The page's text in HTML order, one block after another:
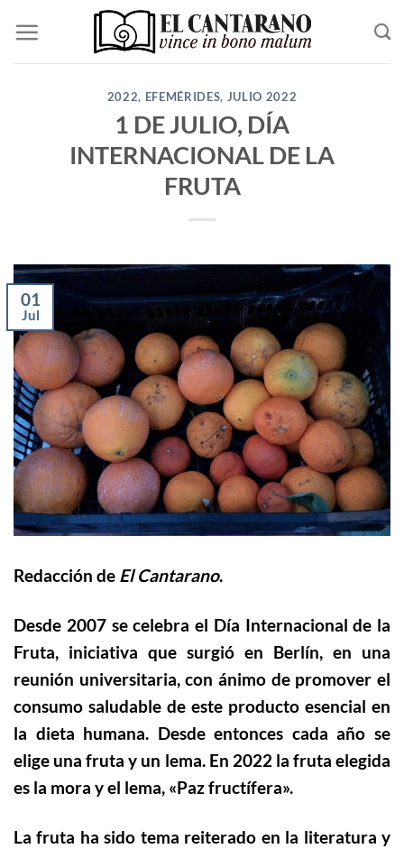
contenido
2022, EFEMÉRIDES, JULIO 2022
1 DE JULIO, DÍA
INTERNACIONAL DE LA
FRUTA
01
Jul
Redacción de El Cantarano.
Desde 2007 se celebra el Día Internacional de la
Fruta, iniciativa que surgió en Berlín, en una
reunión universitaria, con ánimo de promover el
consumo saludable de este producto esencial en
la dieta humana. Desde entonces cada año se
elige una fruta y un lema. En 2022 la fruta elegida
es la mora y el lema, «Paz fructífera».
La fruta ha sido tema reiterado en la literatura y